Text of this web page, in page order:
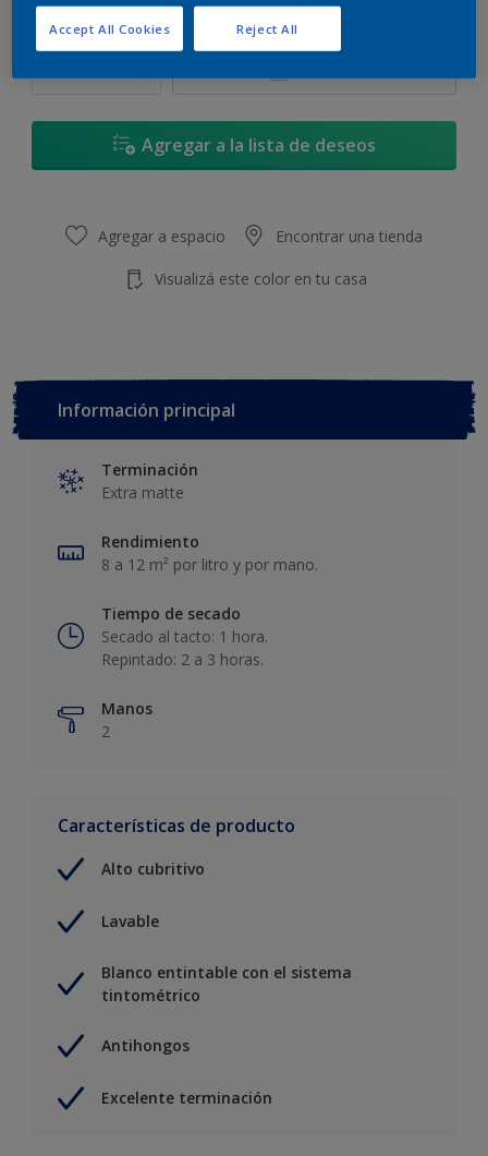
Cantidad Calculadora de pintura
Agregar a la lista de deseos
Agregar a espacio Encontrar una tienda
Visualizá este color en tu casa
Información principal
Terminación
Extra matte
Rendimiento
8 a 12 m² por litro y por mano.
Tiempo de secado
Secado al tacto: 1 hora.
Repintado: 2 a 3 horas.
Manos
2
Características de producto
Alto cubritivo
Lavable
Blanco entintable con el sistema
tintométrico
Antihongos
Excelente terminación
Reject All
Accept All Cookies